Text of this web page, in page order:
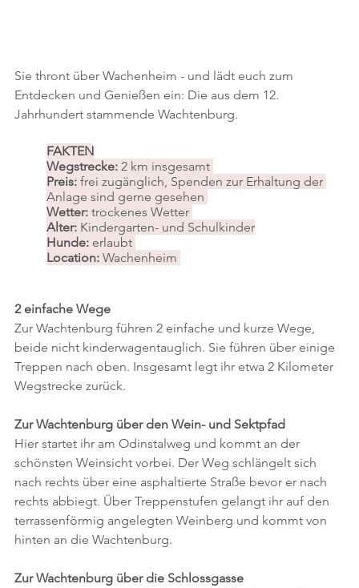
Sie thront über Wachenheim - und lädt euch zum
Entdecken und Genießen ein: Die aus dem 12.
Jahrhundert stammende Wachtenburg.
FAKTEN
Wegstrecke: 2 km insgesamt
Preis: frei zugänglich, Spenden zur Erhaltung der
Anlage sind gerne gesehen
Wetter: trockenes Wetter
Alter: Kindergarten- und Schulkinder
Hunde: erlaubt
Location: Wachenheim
2 einfache Wege
Zur Wachtenburg führen 2 einfache und kurze Wege,
beide nicht kinderwagentauglich. Sie führen über einige
Treppen nach oben. Insgesamt legt ihr etwa 2 Kilometer
Wegstrecke zurück.
Zur Wachtenburg über den Wein- und Sektpfad
Hier startet ihr am Odinstalweg und kommt an der
schönsten Weinsicht vorbei. Der Weg schlängelt sich
nach rechts über eine asphaltierte Straße bevor er nach
rechts abbiegt. Über Treppenstufen gelangt ihr auf den
terrassenförmig angelegten Weinberg und kommt von
hinten an die Wachtenburg.
Zur Wachtenburg über die Schlossgasse